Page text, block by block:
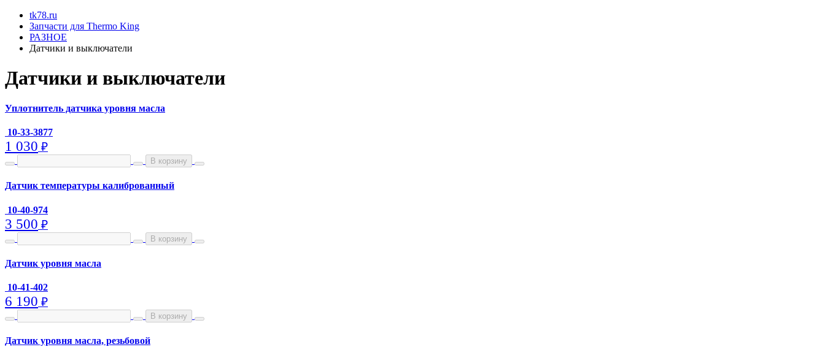
tk78.ru
Запчасти для Thermo King
РАЗНОЕ
Датчики и выключатели
Датчики и выключатели
Уплотнитель датчика уровня масла
10-33-3877
1 030 ₽
В корзину
Датчик температуры калиброванный
10-40-974
3 500 ₽
В корзину
Датчик уровня масла
10-41-402
6 190 ₽
В корзину
Датчик уровня масла, резьбовой